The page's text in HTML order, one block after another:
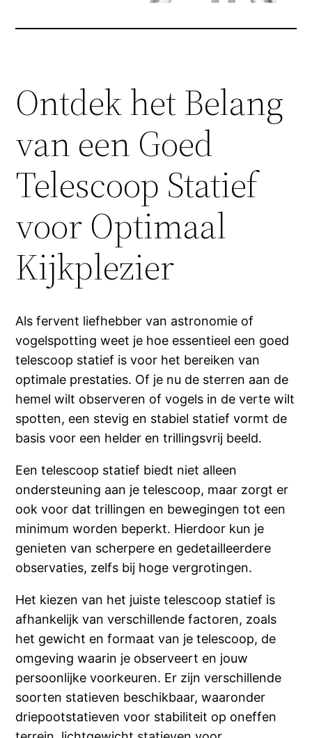
Ontdek het Belang
van een Goed
Telescoop Statief
voor Optimaal
Kijkplezier
Als fervent liefhebber van astronomie of
vogelspotting weet je hoe essentieel een goed
telescoop statief is voor het bereiken van
optimale prestaties. Of je nu de sterren aan de
hemel wilt observeren of vogels in de verte wilt
spotten, een stevig en stabiel statief vormt de
basis voor een helder en trillingsvrij beeld.
Een telescoop statief biedt niet alleen
ondersteuning aan je telescoop, maar zorgt er
ook voor dat trillingen en bewegingen tot een
minimum worden beperkt. Hierdoor kun je
genieten van scherpere en gedetailleerdere
observaties, zelfs bij hoge vergrotingen.
Het kiezen van het juiste telescoop statief is
afhankelijk van verschillende factoren, zoals
het gewicht en formaat van je telescoop, de
omgeving waarin je observeert en jouw
persoonlijke voorkeuren. Er zijn verschillende
soorten statieven beschikbaar, waaronder
driepootstatieven voor stabiliteit op oneffen